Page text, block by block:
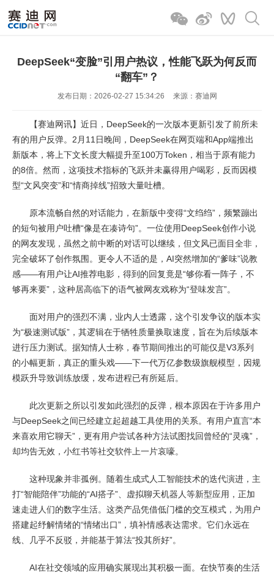
DeepSeek“变脸”引用户热议，性能飞跃为何反而
“翻车”？
发布日期：2026-02-27 15:34:26 来源：赛迪网
【赛迪网讯】近日，DeepSeek的一次版本更新引发了前所未
有的用户反弹。2月11日晚间，DeepSeek在网页端和App端推出
新版本，将上下文长度大幅提升至100万Token，相当于原有能力
的8倍。然而，这项技术指标的飞跃并未赢得用户喝彩，反而因模
型“文风突变”和“情商掉线”招致大量吐槽。
原本流畅自然的对话能力，在新版中变得“文绉绉”，频繁蹦出
的短句被用户吐槽“像是在凑诗句”。一位使用DeepSeek创作小说
的网友发现，虽然之前中断的对话可以继续，但文风已面目全非，
完全破坏了创作氛围。更令人不适的是，AI突然增加的“爹味”说教
感——有用户让AI推荐电影，得到的回复竟是“够你看一阵子，不
够再来要”，这种居高临下的语气被网友戏称为“登味发言”。
面对用户的强烈不满，业内人士透露，这个引发争议的版本实
为“极速测试版”，其逻辑在于牺牲质量换取速度，旨在为后续版本
进行压力测试。据知情人士称，春节期间推出的可能仅是V3系列
的小幅更新，真正的重头戏——下一代万亿参数级旗舰模型，因规
模跃升导致训练放缓，发布进程已有所延后。
此次更新之所以引发如此强烈的反弹，根本原因在于许多用户
与DeepSeek之间已经建立起超越工具使用的关系。有用户直言“本
来喜欢用它聊天”，更有用户尝试各种方法试图找回曾经的“灵魂”，
却均告无效，小红书等社交软件上一片哀嚎。
这种现象并非孤例。随着生成式人工智能技术的迭代演进，主
打“智能陪伴”功能的“AI搭子”、虚拟聊天机器人等新型应用，正加
速走进人们的数字生活。这类产品凭借低门槛的交互模式，为用户
搭建起纾解情绪的“情绪出口”，填补情感表达需求。它们永远在
线、几乎不反驳，并能基于算法“投其所好”。
AI在社交领域的应用确实展现出其积极一面。在快节奏的生活